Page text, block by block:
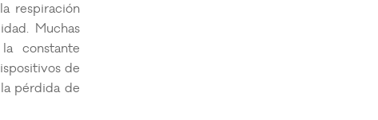
respiración
Muchas
constante
de
pérdida de